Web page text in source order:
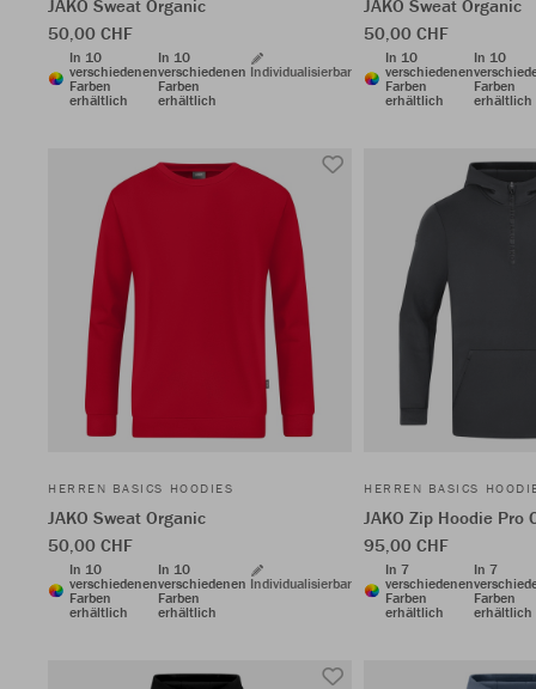
JAKO Sweat Organic
50,00 CHF
In 10
verschiedenen
Farben
erhältlich
In 10
verschiedenen
Farben
erhältlich
Individualisierbar
JAKO Sweat Organic
50,00 CHF
In 10
verschiedenen
Farben
erhältlich
In 10
Farben
erhältlich
HERREN BASICS HOODIES
JAKO Sweat Organic
50,00 CHF
In 10
verschiedenen
Farben
erhältlich
In 10
verschiedenen
Farben
erhältlich
Individualisierbar
HERREN BASICS
JAKO Zip Hoodie Pro
95,00 CHF
In 7
verschiedenen
Farben
erhältlich
In 7
Farben
erhältlich